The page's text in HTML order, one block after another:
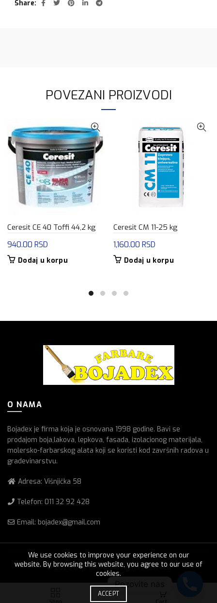
Share
POVEZANI PROIZVODI
Ceresit CE 40 Toffi 44,2 kg
940.00 RSD
Dodaj u korpu
Ceresit CM 11-25 kg
1,160.00 RSD
Dodaj u korpu
O NAMA
Bojadex je firma koja je osnovana 1998 godine. Bavi se
prodajom boja,lakova, lepkova, fasada, izolacionog materijala,
molersko-farbarskog alata koji se koristi kod završnih radova u
gradevinarstvu.
Adresa: Višnjička 58
Telefon: 011 32 92 428
Email: bojadex@gmail.com
© 2026Boje lakovi. All rights reserved
We use cookies to improve your experience on our
website. By browsing this website, you agree to our use of
cookies.
ACCEPT
Pozovite nas